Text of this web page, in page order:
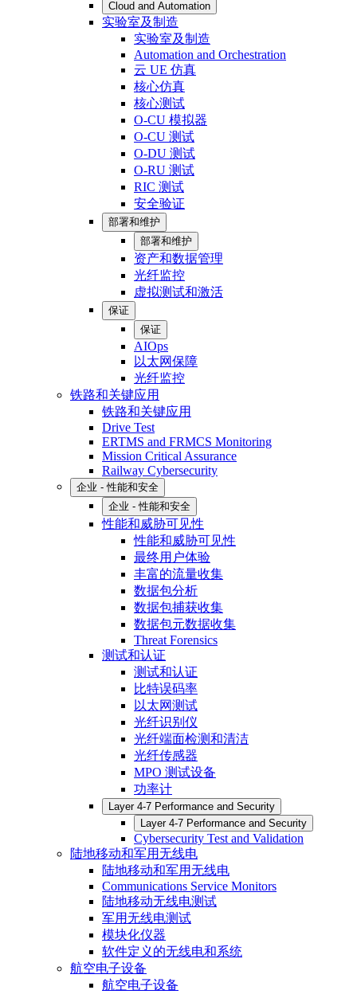
Cloud and Automation
实验室及制造
实验室及制造
Automation and Orchestration
云 UE 仿真
核心仿真
核心测试
O-CU 模拟器
O-CU 测试
O-DU 测试
O-RU 测试
RIC 测试
安全验证
部署和维护
部署和维护
资产和数据管理
光纤监控
虚拟测试和激活
保证
保证
AIOps
以太网保障
光纤监控
铁路和关键应用
铁路和关键应用
Drive Test
ERTMS and FRMCS Monitoring
Mission Critical Assurance
Railway Cybersecurity
企业 - 性能和安全
企业 - 性能和安全
性能和威胁可见性
性能和威胁可见性
最终用户体验
丰富的流量收集
数据包分析
数据包捕获收集
数据包元数据收集
Threat Forensics
测试和认证
测试和认证
比特误码率
以太网测试
光纤识别仪
光纤端面检测和清洁
光纤传感器
MPO 测试设备
功率计
Layer 4-7 Performance and Security
Layer 4-7 Performance and Security
Cybersecurity Test and Validation
陆地移动和军用无线电
陆地移动和军用无线电
Communications Service Monitors
陆地移动无线电测试
军用无线电测试
模块化仪器
软件定义的无线电和系统
航空电子设备
航空电子设备